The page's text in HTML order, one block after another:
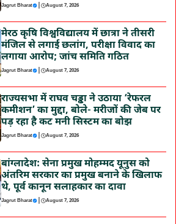
Jagrut Bharat | August 7, 2026
मेरठ कृषि विश्वविद्यालय में छात्रा ने तीसरी
मंजिल से लगाई छलांग, परीक्षा विवाद का
लगाया आरोप; जांच समिति गठित
Jagrut Bharat | August 7, 2026
राज्यसभा में राघव चड्ढा ने उठाया ‘रेफरल
कमीशन’ का मुद्दा, बोले- मरीजों की जेब पर
पड़ रहा है कट मनी सिस्टम का बोझ
Jagrut Bharat | August 7, 2026
बांग्लादेश: सेना प्रमुख मोहम्मद यूनुस को
अंतरिम सरकार का प्रमुख बनाने के खिलाफ
थे, पूर्व कानून सलाहकार का दावा
Jagrut Bharat | August 7, 2026